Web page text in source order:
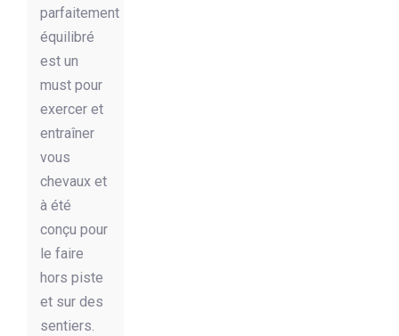
parfaitement
équilibré
est un
must pour
exercer et
entraîner
vous
chevaux et
à été
conçu pour
le faire
hors piste
et sur des
sentiers.